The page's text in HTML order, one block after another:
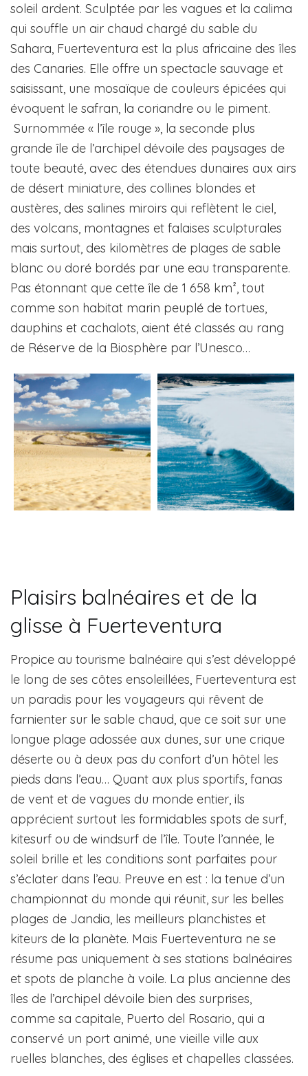
soleil ardent. Sculptée par les vagues et la calima
qui souffle un air chaud chargé du sable du
Sahara, Fuerteventura est la plus africaine des îles
des Canaries. Elle offre un spectacle sauvage et
saisissant, une mosaïque de couleurs épicées qui
évoquent le safran, la coriandre ou le piment.
Surnommée « l’île rouge », la seconde plus
grande île de l’archipel dévoile des paysages de
toute beauté, avec des étendues dunaires aux airs
de désert miniature, des collines blondes et
austères, des salines miroirs qui reflètent le ciel,
des volcans, montagnes et falaises sculpturales
mais surtout, des kilomètres de plages de sable
blanc ou doré bordés par une eau transparente.
Pas étonnant que cette île de 1 658 km², tout
comme son habitat marin peuplé de tortues,
dauphins et cachalots, aient été classés au rang
de Réserve de la Biosphère par l’Unesco…
Plaisirs balnéaires et de la
glisse à Fuerteventura
Propice au tourisme balnéaire qui s’est développé
le long de ses côtes ensoleillées, Fuerteventura est
un paradis pour les voyageurs qui rêvent de
farnienter sur le sable chaud, que ce soit sur une
longue plage adossée aux dunes, sur une crique
déserte ou à deux pas du confort d’un hôtel les
pieds dans l’eau… Quant aux plus sportifs, fanas
de vent et de vagues du monde entier, ils
apprécient surtout les formidables spots de surf,
kitesurf ou de windsurf de l’île. Toute l’année, le
soleil brille et les conditions sont parfaites pour
s’éclater dans l’eau. Preuve en est : la tenue d’un
championnat du monde qui réunit, sur les belles
plages de Jandia, les meilleurs planchistes et
kiteurs de la planète. Mais Fuerteventura ne se
résume pas uniquement à ses stations balnéaires
et spots de planche à voile. La plus ancienne des
îles de l’archipel dévoile bien des surprises,
comme sa capitale, Puerto del Rosario, qui a
conservé un port animé, une vieille ville aux
ruelles blanches, des églises et chapelles classées.